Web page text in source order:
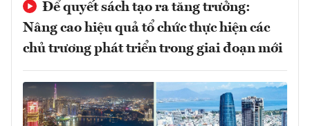
Để quyết sách tạo ra tăng trưởng:
Nâng cao hiệu quả tổ chức thực hiện các
chủ trương phát triển trong giai đoạn mới